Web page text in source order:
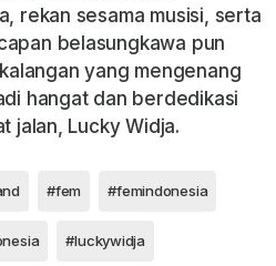
rekan sesama musisi, serta
belasungkawa pun
yang mengenang
hangat dan berdedikasi
jalan, Lucky Widja.
#fem #femindonesia
#luckywidja